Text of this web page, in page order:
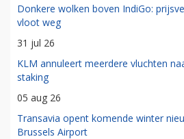
Donkere wolken boven IndiGo:
vloot weg
31 jul 26
KLM annuleert meerdere vluchten
staking
05 aug 26
Transavia opent komende winter
Brussels Airport